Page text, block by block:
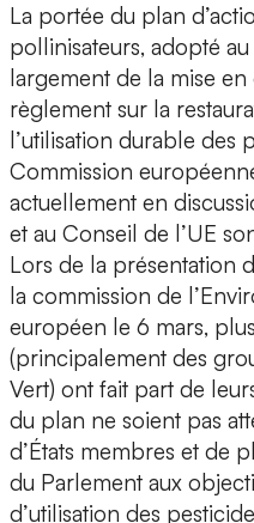
La portée du plan
pollinisateurs, adopté
largement de la mise
règlement sur la
l’utilisation durable des
Commission
actuellement en
et au Conseil de l’UE
Lors de la présentation
la commission de
européen le 6 mars,
(principalement des
Vert) ont fait part de
du plan ne soient pas
d’États membres et de
du Parlement aux
d’utilisation des